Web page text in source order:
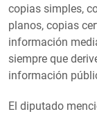
copias simples,
planos, copias
información
siempre que
información
El diputado